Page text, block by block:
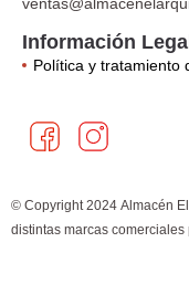
Información
Política y tratamiento
a
c
b
n
s
a
© Copyright 2024 Almacén
distintas marcas